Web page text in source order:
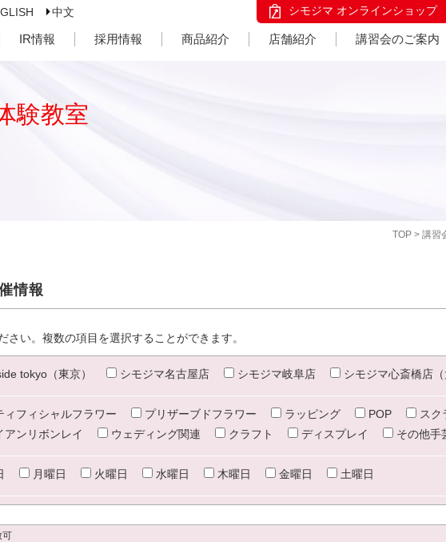
中文 シモジマ オンラインショップ
IR情報 採用情報 商品紹介 店舗紹介 講習会のご案内
TOP > 講習
験教室
情報
い。複数の項目を選択することができます。
tokyo（東京） シモジマ名古屋店 シモジマ岐阜店 シモジマ心斎橋店（
ィフィシャルフラワー プリザーブドフラワー ラッピング POP
スク
アンリボンレイ
ウェディング関連 クラフト ディスプレイ その他手
月曜日 火曜日 水曜日 木曜日 金曜日 土曜日
可